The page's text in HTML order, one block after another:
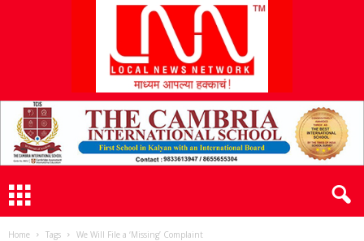
Home Tags We Will File a ‘Missing’ Complaint